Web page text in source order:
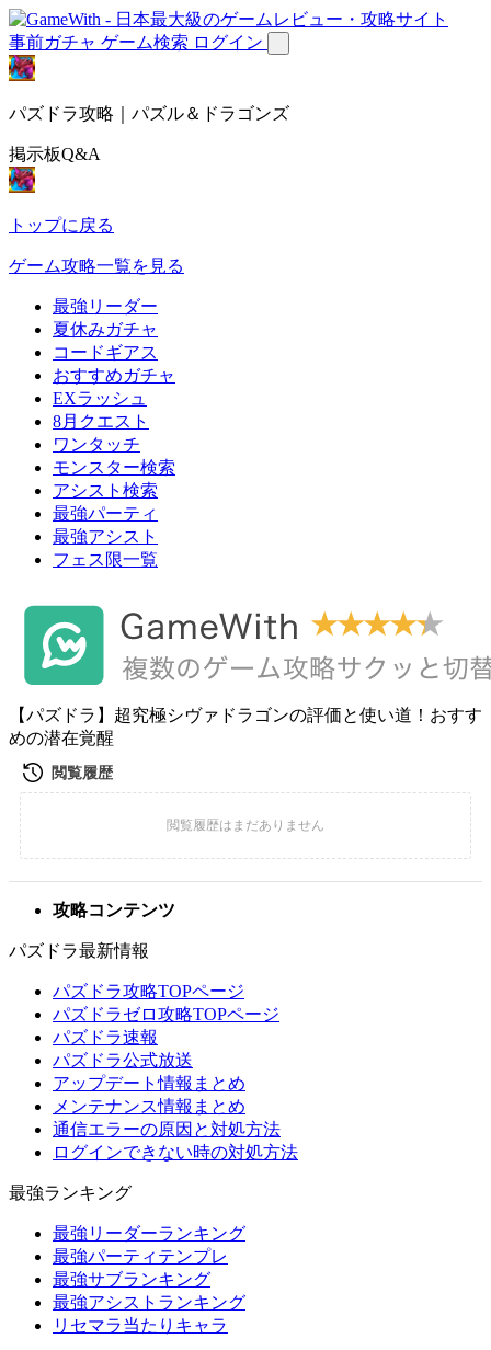
事前ガチャ ゲーム検索 ログイン
パズドラ攻略｜パズル＆ドラゴンズ
掲示板Q&A
トップに戻る
ゲーム攻略一覧を見る
最強リーダー
夏休みガチャ
コードギアス
おすすめガチャ
EXラッシュ
8月クエスト
ワンタッチ
モンスター検索
アシスト検索
最強パーティ
最強アシスト
フェス限一覧
【パズドラ】超究極シヴァドラゴンの評価と使い道！おすす
めの潜在覚醒
攻略コンテンツ
パズドラ最新情報
パズドラ攻略TOPページ
パズドラゼロ攻略TOPページ
パズドラ速報
パズドラ公式放送
アップデート情報まとめ
メンテナンス情報まとめ
通信エラーの原因と対処方法
ログインできない時の対処方法
最強ランキング
最強リーダーランキング
最強パーティテンプレ
最強サブランキング
最強アシストランキング
リセマラ当たりキャラ